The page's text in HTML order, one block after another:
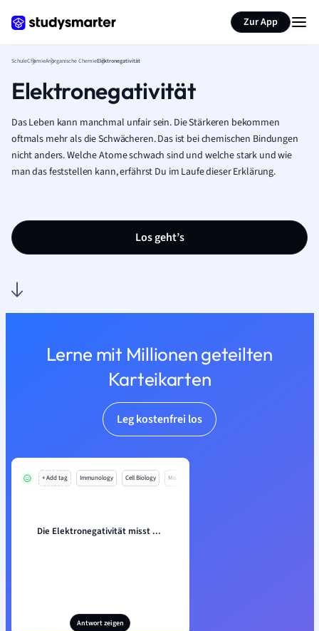
Zur App
SchuleChemieAnorganische ChemieElektronegativität
Elektronegativität
Das Leben kann manchmal unfair sein. Die Stärkeren bekommen
oftmals mehr als die Schwächeren. Das ist bei chemischen Bindungen
nicht anders. Welche Atome schwach sind und welche stark und wie
man das feststellen kann, erfährst Du im Laufe dieser Erklärung.
Los geht’s
Lerne mit Millionen geteilten
Karteikarten
Leg kostenfrei los
+ Add tag Immunology Cell Biology Mo
Die Elektronegativität misst ...
Antwort zeigen
Seite zusammenfassen